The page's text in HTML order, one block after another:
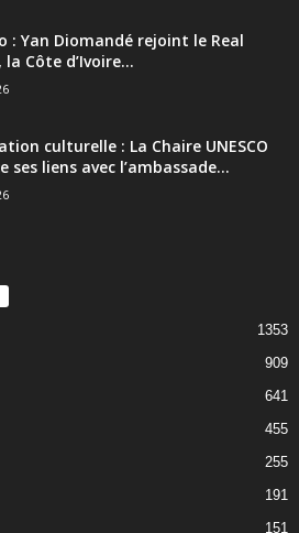
: Yan Diomandé rejoint le Real
Côte d’Ivoire...
culturelle : La Chaire UNESCO
ses liens avec l’ambassade...
1353
909
641
455
255
191
151